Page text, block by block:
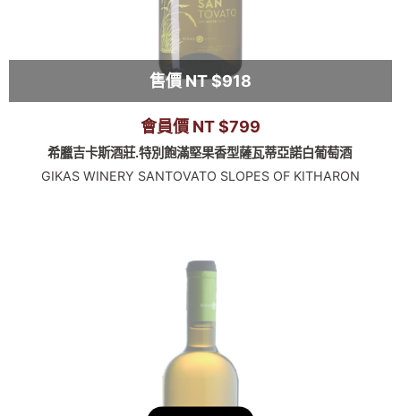
售價 NT $918
會員價 NT $799
希臘吉卡斯酒莊.特別飽滿堅果香型薩瓦蒂亞諾白葡萄酒
GIKAS WINERY SANTOVATO SLOPES OF KITHARON